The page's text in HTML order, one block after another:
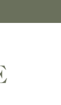
e
do